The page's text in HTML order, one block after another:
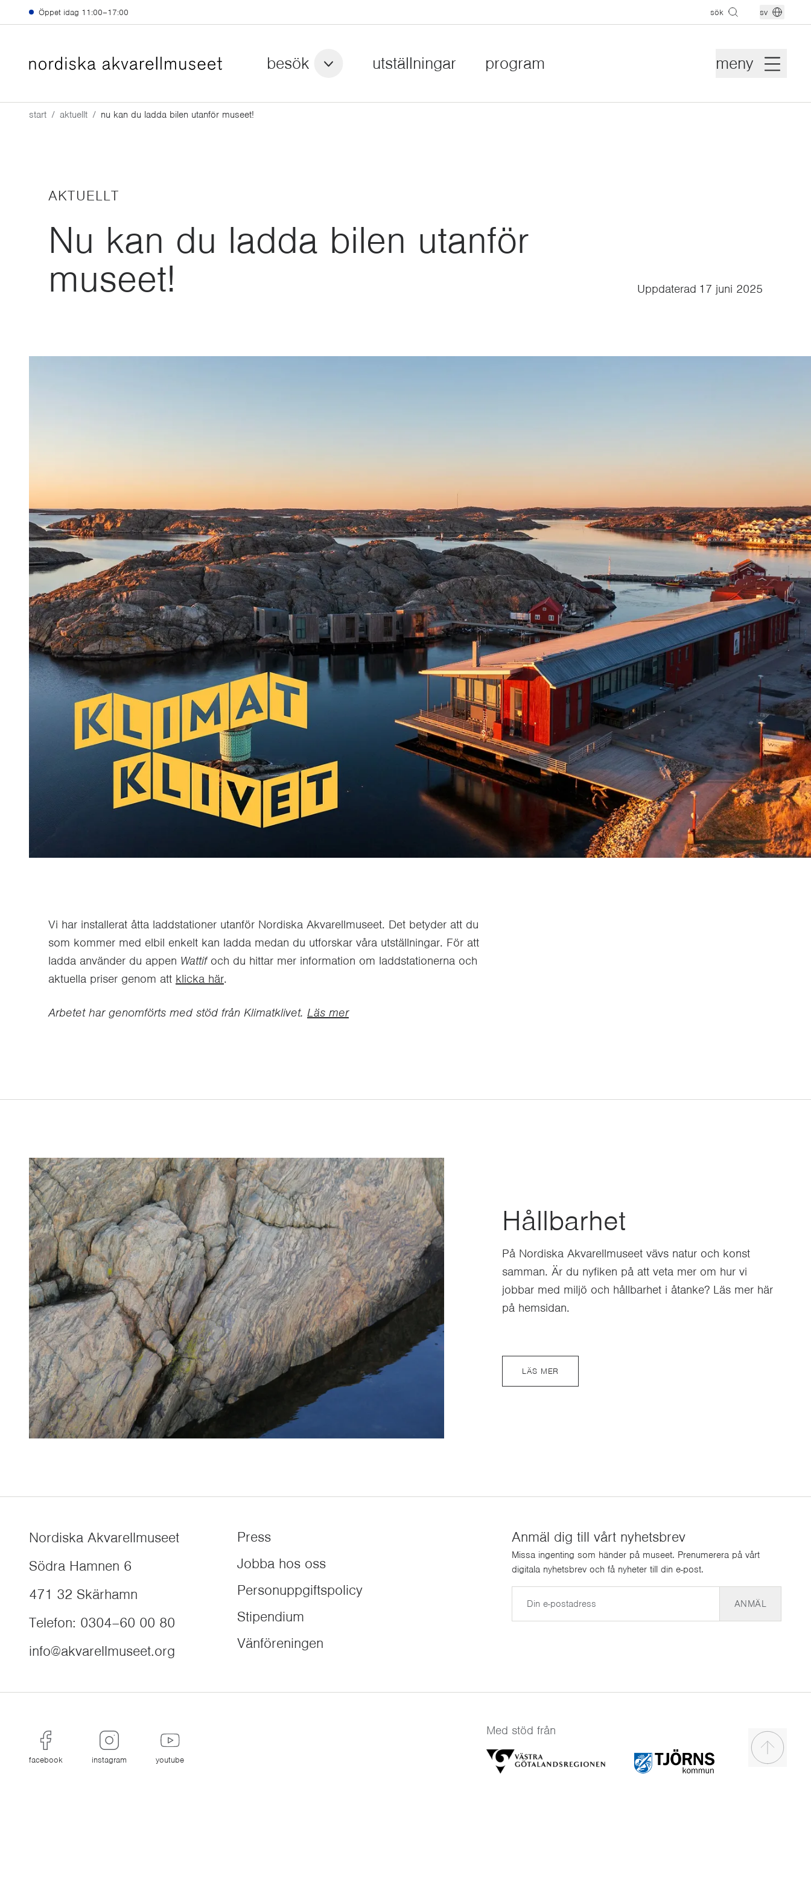
Hoppa till huvudinnehåll
Öppet idag 11:00–17:00 sök sv
besök utställningar program meny
start aktuellt nu kan du ladda bilen utanför museet!
AKTUELLT
Nu kan du ladda bilen utanför
museet!
Uppdaterad 17 juni 2025
Vi har installerat åtta laddstationer utanför Nordiska Akvarellmuseet. Det betyder att du
som kommer med elbil enkelt kan ladda medan du utforskar våra utställningar. För att
ladda använder du appen Wattifoch du hittar mer information om laddstationerna och
aktuella priser genom att klicka här.
Arbetet har genomförts med stöd från Klimatklivet. Läs mer
Hållbarhet
På Nordiska Akvarellmuseet vävs natur och konst
samman. Är du nyfiken på att veta mer om hur vi
jobbar med miljö och hållbarhet i åtanke? Läs mer här
på hemsidan.
LÄS MER
Nordiska Akvarellmuseet
Södra Hamnen 6
471 32 Skärhamn
Telefon: 0304–60 00 80
info@akvarellmuseet.org
Press
Jobba hos oss
Personuppgiftspolicy
Stipendium
Vänföreningen
Anmäl dig till vårt nyhetsbrev
Missa ingenting som händer på museet. Prenumerera på vårt
digitala nyhetsbrev och få nyheter till din e-post.
ANMÄL
facebook instagram youtube
Med stöd från Scroll to